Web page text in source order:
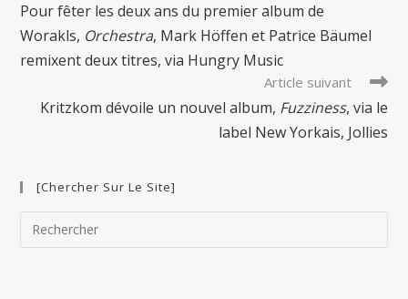
articles
Pour fêter les deux ans du premier album de
Worakls, Orchestra, Mark Höffen et Patrice Bäumel
remixent deux titres, via Hungry Music
Article suivant
Kritzkom dévoile un nouvel album, Fuzziness, via le
label New Yorkais, Jollies
[Chercher Sur Le Site]